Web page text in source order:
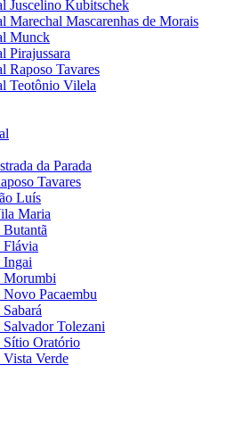
Juscelino Kubitschek
Marechal Mascarenhas de Morais
Munck
Pirajussara
Raposo Tavares
Teotônio Vilela
da Parada
Tavares
Luís
Maria
Flávia
Ingai
Morumbi
Pacaembu
Tolezani
Sítio Oratório
Verde